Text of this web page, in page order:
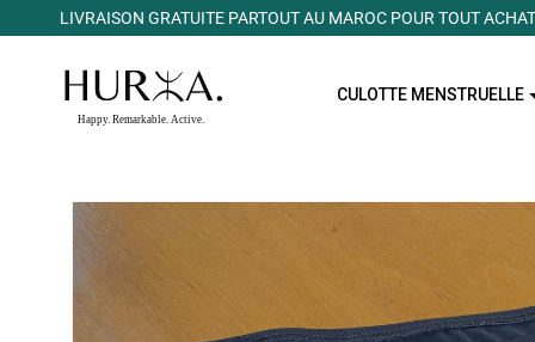
LIVRAISON GRATUITE PARTOUT AU MAROC POUR TOUT
CULOTTE MENSTRUELLE